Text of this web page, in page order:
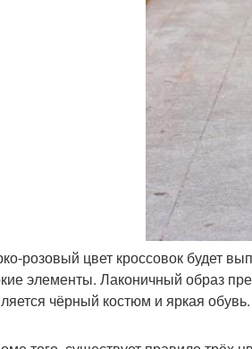
розовый цвет кроссовок будет
элементы. Лаконичный образ
чёрный костюм и яркая обувь.